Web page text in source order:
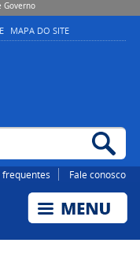
Governo
MAPA DO SITE
frequentes Fale conosco